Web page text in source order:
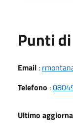
Punti
Email :
Telefono :
Ultimo